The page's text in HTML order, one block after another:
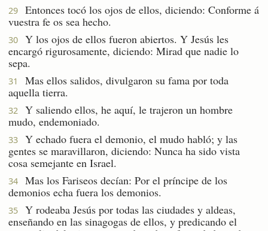
29
Entonces tocó los ojos de ellos, diciendo: Conforme á
vuestra fe os sea hecho.
30
Y los ojos de ellos fueron abiertos. Y Jesús les
encargó rigurosamente, diciendo: Mirad que nadie lo
sepa.
31
Mas ellos salidos, divulgaron su fama por toda
aquella tierra.
32
Y saliendo ellos, he aquí, le trajeron un hombre
mudo, endemoniado.
33
Y echado fuera el demonio, el mudo habló; y las
gentes se maravillaron, diciendo: Nunca ha sido vista
cosa semejante en Israel.
34
Mas los Fariseos decían: Por el príncipe de los
demonios echa fuera los demonios.
35
Y rodeaba Jesús por todas las ciudades y aldeas,
enseñando en las sinagogas de ellos, y predicando el